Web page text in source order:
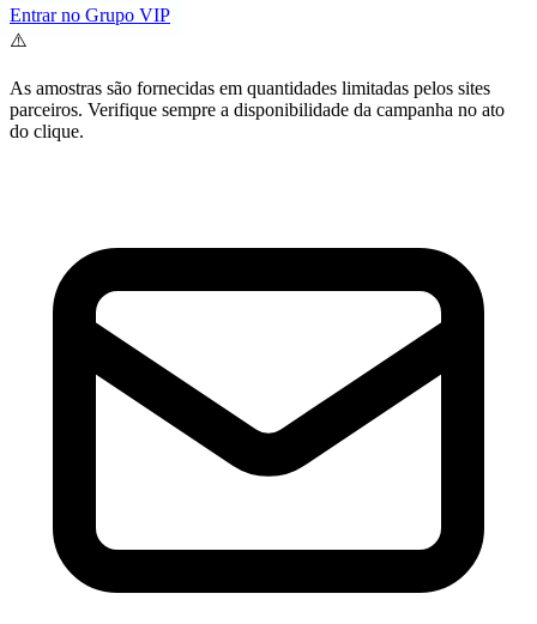
Entrar no Grupo VIP
⚠️
As amostras são fornecidas em quantidades limitadas pelos sites
parceiros. Verifique sempre a disponibilidade da campanha no ato
do clique.